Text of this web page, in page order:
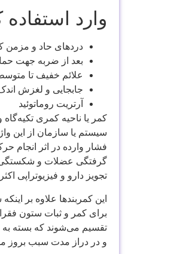
وارد
دردهای حاد و مزمن
بعد از ضربه جهت
علائم خفیف تا
جابجایی و لغزش
آرتریت روماتوئید
کمر یا ناحیه کمری
سیستم یا سازمان از این
فشار وارده در اثر انجام
گرفتگی عضلات و شکستگی
تجویز دارو و فیزیوتراپی
این کمربندها علاوه بر
برای کمر و ثبات ستون
تقسیم می‌شوند که بسته به
و در دراز مدت سبب بروز